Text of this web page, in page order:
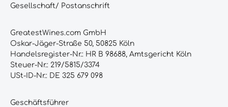
Gesellschaft/ Postanschrift
GreatestWines.com GmbH
Oskar-Jäger-Straße 50, 50825 Köln
Handelsregister-Nr.: HR B 98688, Amtsgericht Köln
Steuer-Nr.: 219/5815/3374
USt-ID-Nr.: DE 325 679 098
Geschäftsführer